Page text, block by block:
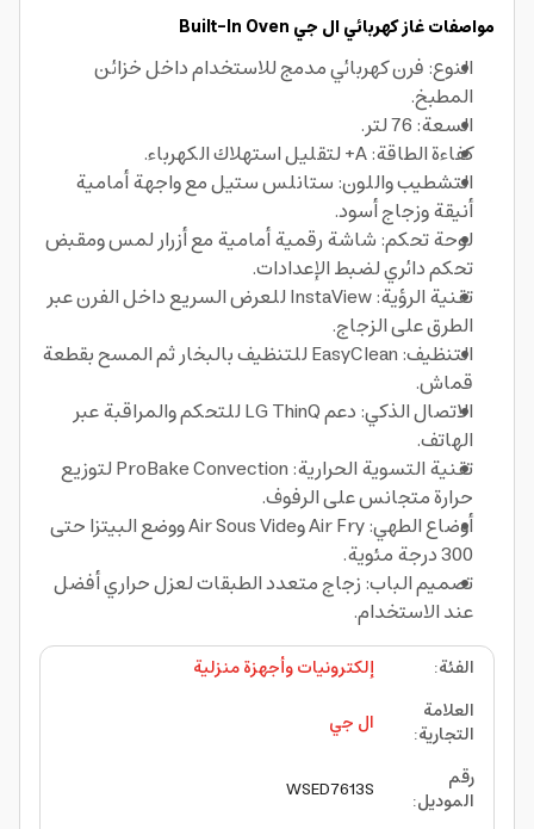
مواصفات غاز كهربائي ال جي Built-In Oven
النوع: فرن كهربائي مدمج للاستخدام داخل خزائن
المطبخ.
السعة: 76 لتر.
كفاءة الطاقة: A+ لتقليل استهلاك الكهرباء.
التشطيب واللون: ستانلس ستيل مع واجهة أمامية
أنيقة وزجاج أسود.
لوحة تحكم: شاشة رقمية أمامية مع أزرار لمس ومقبض
تحكم دائري لضبط الإعدادات.
تقنية الرؤية: InstaView للعرض السريع داخل الفرن عبر
الطرق على الزجاج.
التنظيف: EasyClean للتنظيف بالبخار ثم المسح بقطعة
قماش.
الاتصال الذكي: دعم LG ThinQ للتحكم والمراقبة عبر
الهاتف.
تقنية التسوية الحرارية: ProBake Convection لتوزيع
حرارة متجانس على الرفوف.
أوضاع الطهي: Air Fry وAir Sous Vide ووضع البيتزا حتى
300 درجة مئوية.
تصميم الباب: زجاج متعدد الطبقات لعزل حراري أفضل
عند الاستخدام.
الفئة:
إلكترونيات وأجهزة منزلية
العلامة
التجارية:
ال جي
رقم
الموديل:
WSED7613S